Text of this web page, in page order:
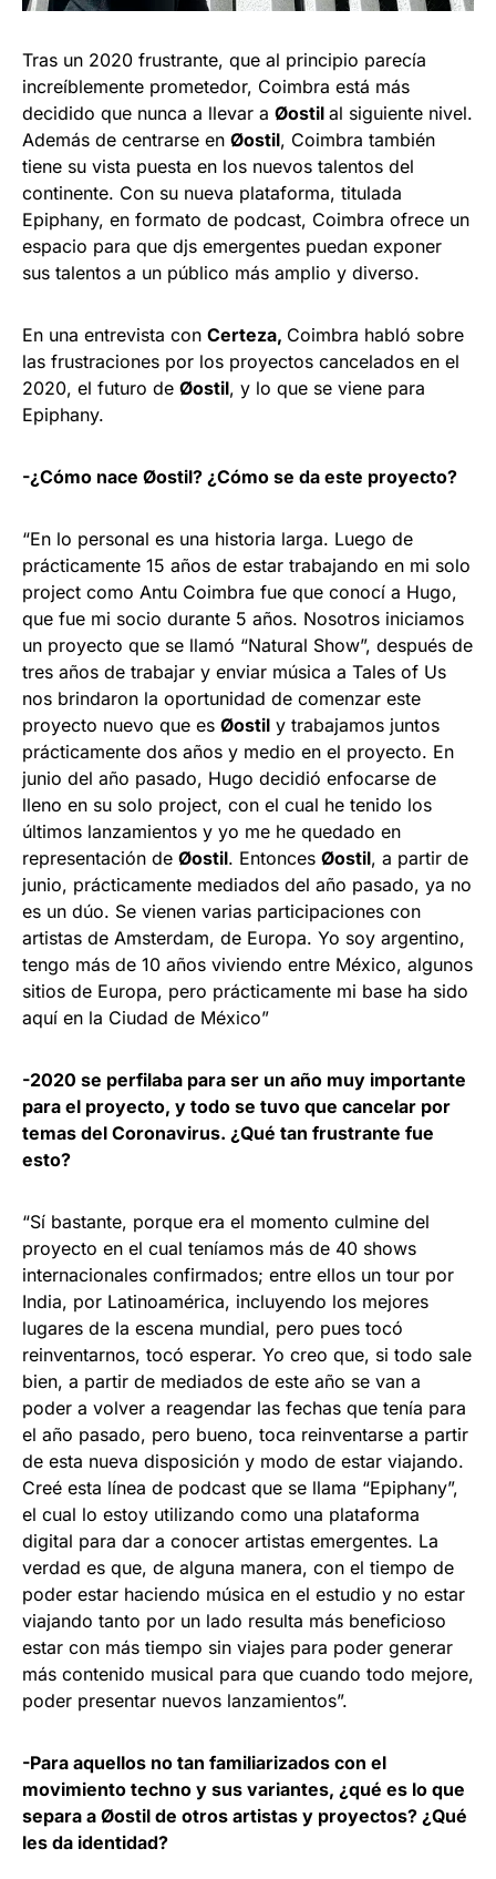
Tras un 2020 frustrante, que al principio parecía
increíblemente prometedor, Coimbra está más
decidido que nunca a llevar a Øostil al siguiente nivel.
Además de centrarse en Øostil, Coimbra también
tiene su vista puesta en los nuevos talentos del
continente. Con su nueva plataforma, titulada
Epiphany, en formato de podcast, Coimbra ofrece un
espacio para que djs emergentes puedan exponer
sus talentos a un público más amplio y diverso.
En una entrevista con Certeza, Coimbra habló sobre
las frustraciones por los proyectos cancelados en el
2020, el futuro de Øostil, y lo que se viene para
Epiphany.
-¿Cómo nace Øostil? ¿Cómo se da este proyecto?
“En lo personal es una historia larga. Luego de
prácticamente 15 años de estar trabajando en mi solo
project como Antu Coimbra fue que conocí a Hugo,
que fue mi socio durante 5 años. Nosotros iniciamos
un proyecto que se llamó “Natural Show”, después de
tres años de trabajar y enviar música a Tales of Us
nos brindaron la oportunidad de comenzar este
proyecto nuevo que es Øostil y trabajamos juntos
prácticamente dos años y medio en el proyecto. En
junio del año pasado, Hugo decidió enfocarse de
lleno en su solo project, con el cual he tenido los
últimos lanzamientos y yo me he quedado en
representación de Øostil. Entonces Øostil, a partir de
junio, prácticamente mediados del año pasado, ya no
es un dúo. Se vienen varias participaciones con
artistas de Amsterdam, de Europa. Yo soy argentino,
tengo más de 10 años viviendo entre México, algunos
sitios de Europa, pero prácticamente mi base ha sido
aquí en la Ciudad de México”
-2020 se perfilaba para ser un año muy importante
para el proyecto, y todo se tuvo que cancelar por
temas del Coronavirus. ¿Qué tan frustrante fue
esto?
“Sí bastante, porque era el momento culmine del
proyecto en el cual teníamos más de 40 shows
internacionales confirmados; entre ellos un tour por
India, por Latinoamérica, incluyendo los mejores
lugares de la escena mundial, pero pues tocó
reinventarnos, tocó esperar. Yo creo que, si todo sale
bien, a partir de mediados de este año se van a
poder a volver a reagendar las fechas que tenía para
el año pasado, pero bueno, toca reinventarse a partir
de esta nueva disposición y modo de estar viajando.
Creé esta línea de podcast que se llama “Epiphany”,
el cual lo estoy utilizando como una plataforma
digital para dar a conocer artistas emergentes. La
verdad es que, de alguna manera, con el tiempo de
poder estar haciendo música en el estudio y no estar
viajando tanto por un lado resulta más beneficioso
estar con más tiempo sin viajes para poder generar
más contenido musical para que cuando todo mejore,
poder presentar nuevos lanzamientos”.
-Para aquellos no tan familiarizados con el
movimiento techno y sus variantes, ¿qué es lo que
separa a Øostil de otros artistas y proyectos? ¿Qué
les da identidad?